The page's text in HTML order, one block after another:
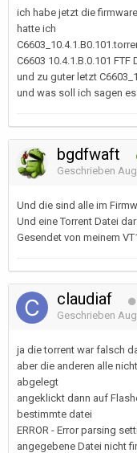
ich habe jetzt die
hatte ich
C6603 10.4.1.B.0.101 FTF
und zu guter letzt
und was soll ich sagen
bgdfwaft
Geschrieben
Und die sind alle im
Und eine Torrent Datei
Gesendet von meinem
claudiaf
Geschrieben
ja die torrent war falsch
aber die anderen alle
abgelegt
angeklickt dann auf
bestimmte datei
ERROR - Error parsing
angegebene Datei nicht